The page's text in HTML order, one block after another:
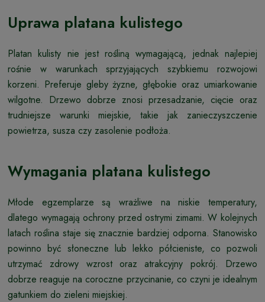
Uprawa platana kulistego
Platan kulisty nie jest rośliną wymagającą, jednak najlepiej
rośnie w warunkach sprzyjających szybkiemu rozwojowi
korzeni. Preferuje gleby żyzne, głębokie oraz umiarkowanie
wilgotne. Drzewo dobrze znosi przesadzanie, cięcie oraz
trudniejsze warunki miejskie, takie jak zanieczyszczenie
powietrza, susza czy zasolenie podłoża.
Wymagania platana kulistego
Młode egzemplarze są wrażliwe na niskie temperatury,
dlatego wymagają ochrony przed ostrymi zimami. W kolejnych
latach roślina staje się znacznie bardziej odporna. Stanowisko
powinno być słoneczne lub lekko półcieniste, co pozwoli
utrzymać zdrowy wzrost oraz atrakcyjny pokrój. Drzewo
dobrze reaguje na coroczne przycinanie, co czyni je idealnym
gatunkiem do zieleni miejskiej.